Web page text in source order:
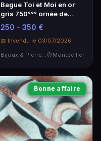
Bague Toi et Moi en or
gris 750°°° ornée de
pierres précieuses
250 – 350 €
📅 Invendu le 03/07/2026
Bijoux & Pierres Précieuses
Montpellier
Bonne affaire